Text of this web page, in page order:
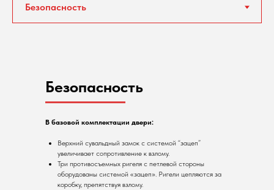
Безопасность
В базовой комплектации двери:
Верхний сувальдный замок с системой “зацеп”
увеличивает сопротивление к взлому.
Три противосъемных ригеля с петлевой стороны
оборудованы системой «зацеп». Ригели цепляются за
коробку, препятствуя взлому.